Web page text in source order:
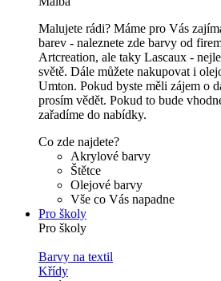
Malujete rádi? Máme pro Vás
barev - naleznete zde barvy od
Artcreation, ale taky Lascaux -
světě. Dále můžete nakupovat i
Umton. Pokud byste měli zájem o
prosím vědět. Pokud to bude
zařadíme do nabídky.
Co zde najdete?
Akrylové barvy
Štětce
Olejové barvy
Vše co Vás napadne
Pro školy
Pro školy
Barvy na textil
Křídy